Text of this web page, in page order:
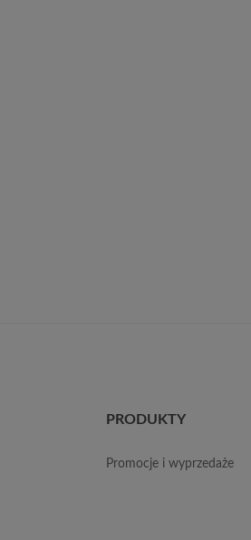
PRODUKTY
promocje i wyprzedaże